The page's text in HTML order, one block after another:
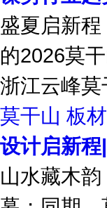
谋势行业
盛夏启新
的2026莫
浙江云峰
莫干山 板材
设计启新
山水藏木